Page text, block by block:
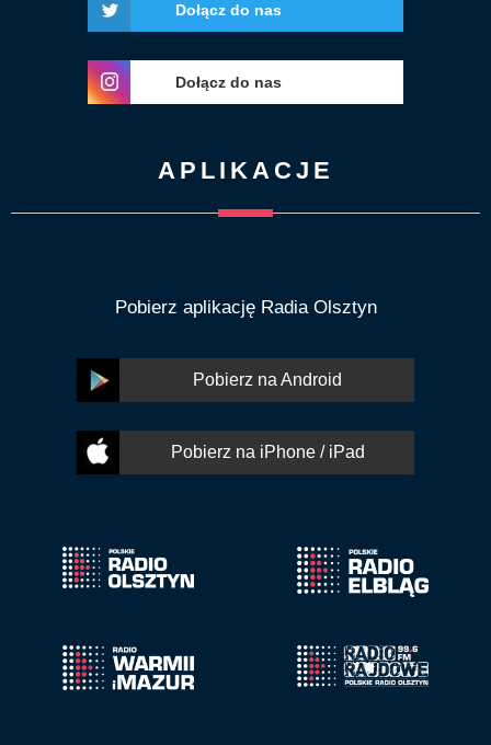
Dołącz do nas
Dołącz do nas
APLIKACJE
Pobierz aplikację Radia Olsztyn
Pobierz na Android
Pobierz na iPhone / iPad